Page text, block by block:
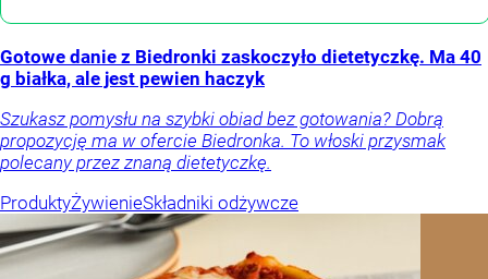
Gotowe danie z Biedronki zaskoczyło dietetyczkę. Ma 40
g białka, ale jest pewien haczyk
Szukasz pomysłu na szybki obiad bez gotowania? Dobrą
propozycję ma w ofercie Biedronka. To włoski przysmak
polecany przez znaną dietetyczkę.
ProduktyŻywienieSkładniki odżywcze